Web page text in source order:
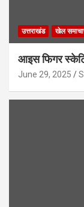
उत्तराखंड खेल
आइस फिगर
June 29, 2025